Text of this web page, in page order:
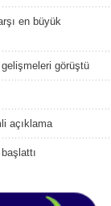
en büyük
görüştü
açıklama